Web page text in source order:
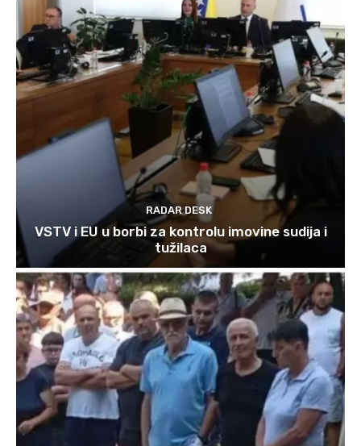
RADAR DESK
VSTV i EU u borbi za kontrolu imovine sudija i
tužilaca